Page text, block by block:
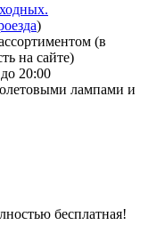
)
(в
на сайте)
20:00
лампами и
бесплатная!